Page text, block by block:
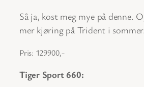
Så ja, kost meg mye på denne.
mer kjøring på Trident i sommer.
Pris: 129900,-
Tiger Sport 660: